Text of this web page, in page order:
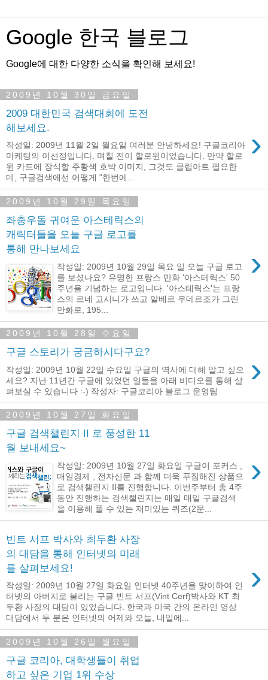
Google 한국 블로그
Google에 대한 다양한 소식을 확인해 보세요!
2009년 10월 30일 금요일
2009 대한민국 검색대회에 도전
해보세요.
›
작성일: 2009년 11월 2일 월요일 여러분 안녕하세요! 구글코리아
마케팅의 이선정입니다. 며칠 전이 할로윈이었습니다. 만약 할로
윈 카드에 장식할 주황색 호박 이미지, 그것도 클립아트 필요한
데, 구글검색에선 어떻게 "한번에...
2009년 10월 29일 목요일
좌충우돌 귀여운 아스테릭스의
캐릭터들을 오늘 구글 로고를
통해 만나보세요
›
작성일: 2009년 10월 29일 목요 일 오늘 구글 로고
를 보셨나요? 유명한 프랑스 만화 '아스테릭스' 50
주년을 기념하는 로고입니다. '아스테릭스'는 프랑
스의 르네 고시니가 쓰고 알베르 우데르조가 그린
만화로, 195...
2009년 10월 28일 수요일
구글 스토리가 궁금하시다구요? ›
작성일: 2009년 10월 22일 수요일 구글의 역사에 대해 알고 싶으
세요? 지난 11년간 구글에 있었던 일들을 아래 비디오를 통해 살
펴보실 수 있습니다 :-) 작성자: 구글코리아 블로그 운영팀
2009년 10월 27일 화요일
구글 검색챌린지 II 로 풍성한 11
월 보내세요~
›
작성일: 2009년 10월 27일 화요일 구글이 포커스 ,
매일경제 , 전자신문 과 함께 더욱 푸짐해진 상품으
로 검색챌린지 II를 진행합니다. 이번주부터 총 4주
동안 진행하는 검색챌린지는 매일 매일 구글검색
을 이용해 풀 수 있는 재미있는 퀴즈(2문...
빈트 서프 박사와 최두환 사장
의 대담을 통해 인터넷의 미래
를 살펴보세요!
›
작성일: 2009년 10월 27일 화요일 인터넷 40주년을 맞이하여 인
터넷의 아버지로 불리는 구글 빈트 서프(Vint Cerf)박사와 KT 최
두환 사장의 대담이 있었습니다. 한국과 미국 간의 온라인 영상
대담에서 두 분은 인터넷의 어제와 오늘, 내일에...
2009년 10월 26일 월요일
구글 코리아, 대학생들이 취업
하고 싶은 기업 1위 수상